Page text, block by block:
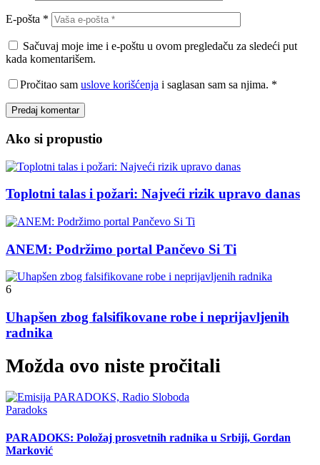
E-pošta *
Sačuvaj moje ime i e-poštu u ovom pregledaču za sledeći put
kada komentarišem.
Pročitao sam uslove korišćenja i saglasan sam sa njima. *
Ako si propustio
Toplotni talas i požari: Najveći rizik upravo danas
ANEM: Podržimo portal Pančevo Si Ti
6
Uhapšen zbog falsifikovane robe i neprijavljenih
radnika
Možda ovo niste pročitali
Paradoks
PARADOKS: Položaj prosvetnih radnika u Srbiji, Gordan
Marković